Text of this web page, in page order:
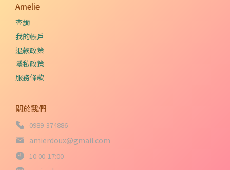
關於我們
0989-374886
amierdoux@gmail.com
10:00-17:00
Amelie
查詢
我的帳戶
退款政策
隱私政策
服務條款